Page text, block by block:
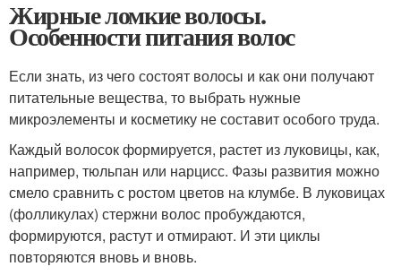
Жирные ломкие волосы.
Особенности питания волос
Если знать, из чего состоят волосы и как они получают
питательные вещества, то выбрать нужные
микроэлементы и косметику не составит особого труда.
Каждый волосок формируется, растет из луковицы, как,
например, тюльпан или нарцисс. Фазы развития можно
смело сравнить с ростом цветов на клумбе. В луковицах
(фолликулах) стержни волос пробуждаются,
формируются, растут и отмирают. И эти циклы
повторяются вновь и вновь.